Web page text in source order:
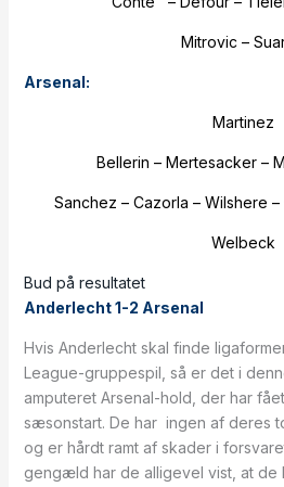
Mitrovic –
Arsenal:
Martinez
Bellerin – Mertesacker –
Sanchez – Cazorla – Wilshere
Welbeck
Bud på resultatet
Anderlecht 1-2 Arsenal
Hvis Anderlecht skal finde
League-gruppespil, så er det i
amputeret Arsenal-hold, der har
sæsonstart. De har ingen af deres
og er hårdt ramt af skader i
gengæld har de alligevel vist, at de